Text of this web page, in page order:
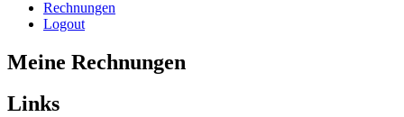
Rechnungen
Logout
Meine Rechnungen
Links